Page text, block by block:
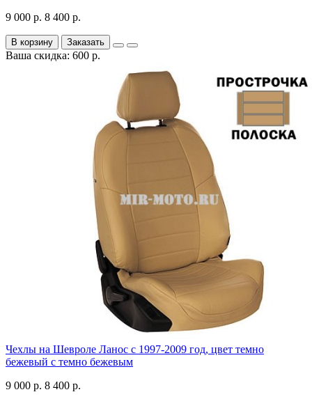
9 000 р. 8 400 р.
В корзину Заказать
Ваша скидка: 600 р.
Чехлы на Шевроле Ланос с 1997-2009 год, цвет темно
бежевый с темно бежевым
9 000 р. 8 400 р.